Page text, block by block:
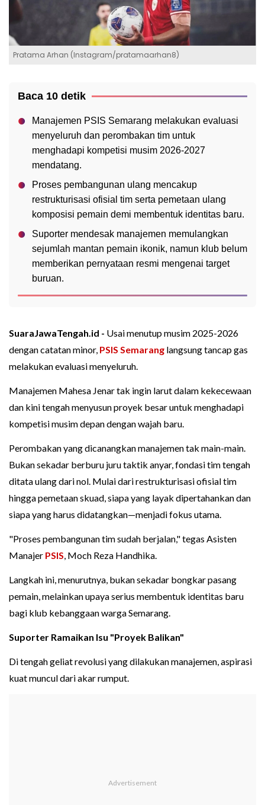
Pratama Arhan (Instagram/pratamaarhan8)
Baca 10 detik
Manajemen PSIS Semarang melakukan evaluasi
menyeluruh dan perombakan tim untuk
menghadapi kompetisi musim 2026-2027
mendatang.
Proses pembangunan ulang mencakup
restrukturisasi ofisial tim serta pemetaan ulang
komposisi pemain demi membentuk identitas baru.
Suporter mendesak manajemen memulangkan
sejumlah mantan pemain ikonik, namun klub belum
memberikan pernyataan resmi mengenai target
buruan.
SuaraJawaTengah.id - Usai menutup musim 2025-2026
dengan catatan minor, PSIS Semarang langsung tancap gas
melakukan evaluasi menyeluruh.
Manajemen Mahesa Jenar tak ingin larut dalam kekecewaan
dan kini tengah menyusun proyek besar untuk menghadapi
kompetisi musim depan dengan wajah baru.
Perombakan yang dicanangkan manajemen tak main-main.
Bukan sekadar berburu juru taktik anyar, fondasi tim tengah
ditata ulang dari nol. Mulai dari restrukturisasi ofisial tim
hingga pemetaan skuad, siapa yang layak dipertahankan dan
siapa yang harus didatangkan—menjadi fokus utama.
"Proses pembangunan tim sudah berjalan," tegas Asisten
Manajer PSIS, Moch Reza Handhika.
Langkah ini, menurutnya, bukan sekadar bongkar pasang
pemain, melainkan upaya serius membentuk identitas baru
bagi klub kebanggaan warga Semarang.
Suporter Ramaikan Isu "Proyek Balikan"
Di tengah geliat revolusi yang dilakukan manajemen, aspirasi
kuat muncul dari akar rumput.